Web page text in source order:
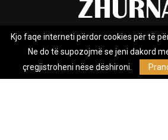
Rreth nesh Impresumi
Privacy Policy
Zhurnal.mk është Agjenci e Lajmeve e
Kjo faqe interneti përdor cookies për të
Ne do të supozojmë se jeni dakord
çregjistroheni nëse dëshironi.